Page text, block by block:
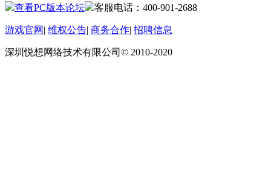
查看PC版本论坛 客服电话：400-901-2688
游戏官网 | 维权公告| 商务合作| 招聘信息
深圳悦想网络技术有限公司© 2010-2020